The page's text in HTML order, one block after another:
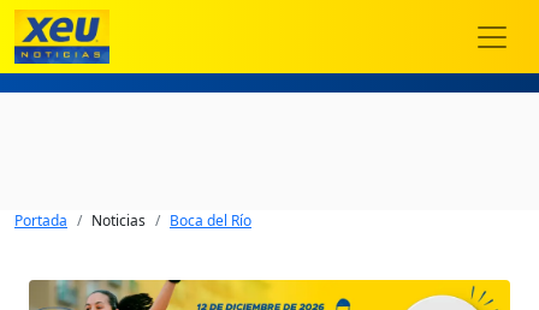
Portada Noticias Boca del Río